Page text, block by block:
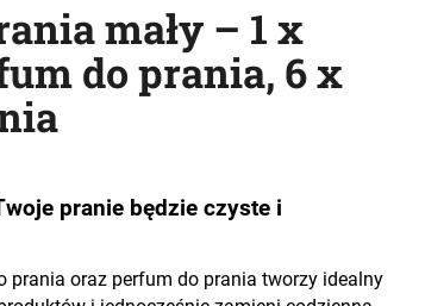
mały – 1 x
do prania, 6 x
pranie będzie czyste i
prania oraz perfum do prania tworzy idealny